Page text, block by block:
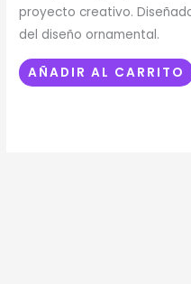
proyecto creativo.
del diseño ornamental.
AÑADIR AL CARRITO